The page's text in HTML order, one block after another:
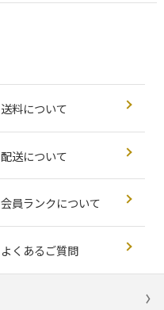
送料について
配送について
会員ランクについて
よくあるご質問